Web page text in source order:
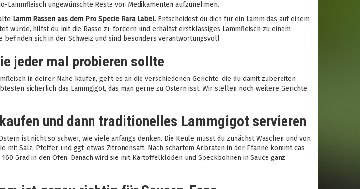
Lammfleisch ungewünschte Reste von Medikamenten aufzunehmen.
Lamm Rassen aus dem Pro Specie Rara Label. Entscheidest du dich für ein Lamm das auf einem
wurde, hilfst du mit die Rasse zu fördern und erhältst erstklassiges Lammfleisch zu einem
sich in der Schweiz und sind besonders verantwortungsvoll.
jeder mal probieren sollte
in deiner Nähe kaufen, geht es an die verschiedenen Gerichte, die du damit zubereiten
sicherlich das Lammgigot, das man gerne zu Ostern isst. Wir stellen noch weitere Gerichte
und dann traditionelles Lammgigot servieren
ist nicht so schwer, wie viele anfangs denken. Die Keule musst du zunächst Waschen und von
mit Salz, Pfeffer und ggf. etwas Zitronensaft. Nach scharfem Anbraten in der Pfanne kommt das
Grad in den Ofen. Danach wird sie mit Kartoffelklößen und Speckbohnen in Sauce ganz